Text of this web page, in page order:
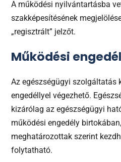
A működési nyilvántartásba
szakképesítésének
„regisztrált” jelzőt.
Működési
Az egészségügyi szolgáltatás
engedéllyel végezhető.
kizárólag az egészségügyi
működési engedély
meghatározottak szerint
folytatható.